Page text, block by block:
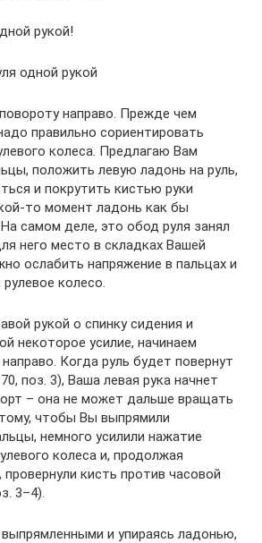
рукой!
одной рукой
направо. Прежде чем
правильно сориентировать
колеса. Предлагаю Вам
положить левую ладонь на руль,
и покрутить кистью руки
то момент ладонь как бы
самом деле, это обод руля занял
него место в складках Вашей
ослабить напряжение в пальцах и
колесо.
рукой о спинку сидения и
некоторое усилие, начинаем
Когда руль будет повернут
поз. 3), Ваша левая рука начнет
– она не может дальше вращать
чтобы Вы выпрямили
немного усилили нажатие
колеса и, продолжая
провернули кисть против часовой
3–4).
и упираясь ладонью,